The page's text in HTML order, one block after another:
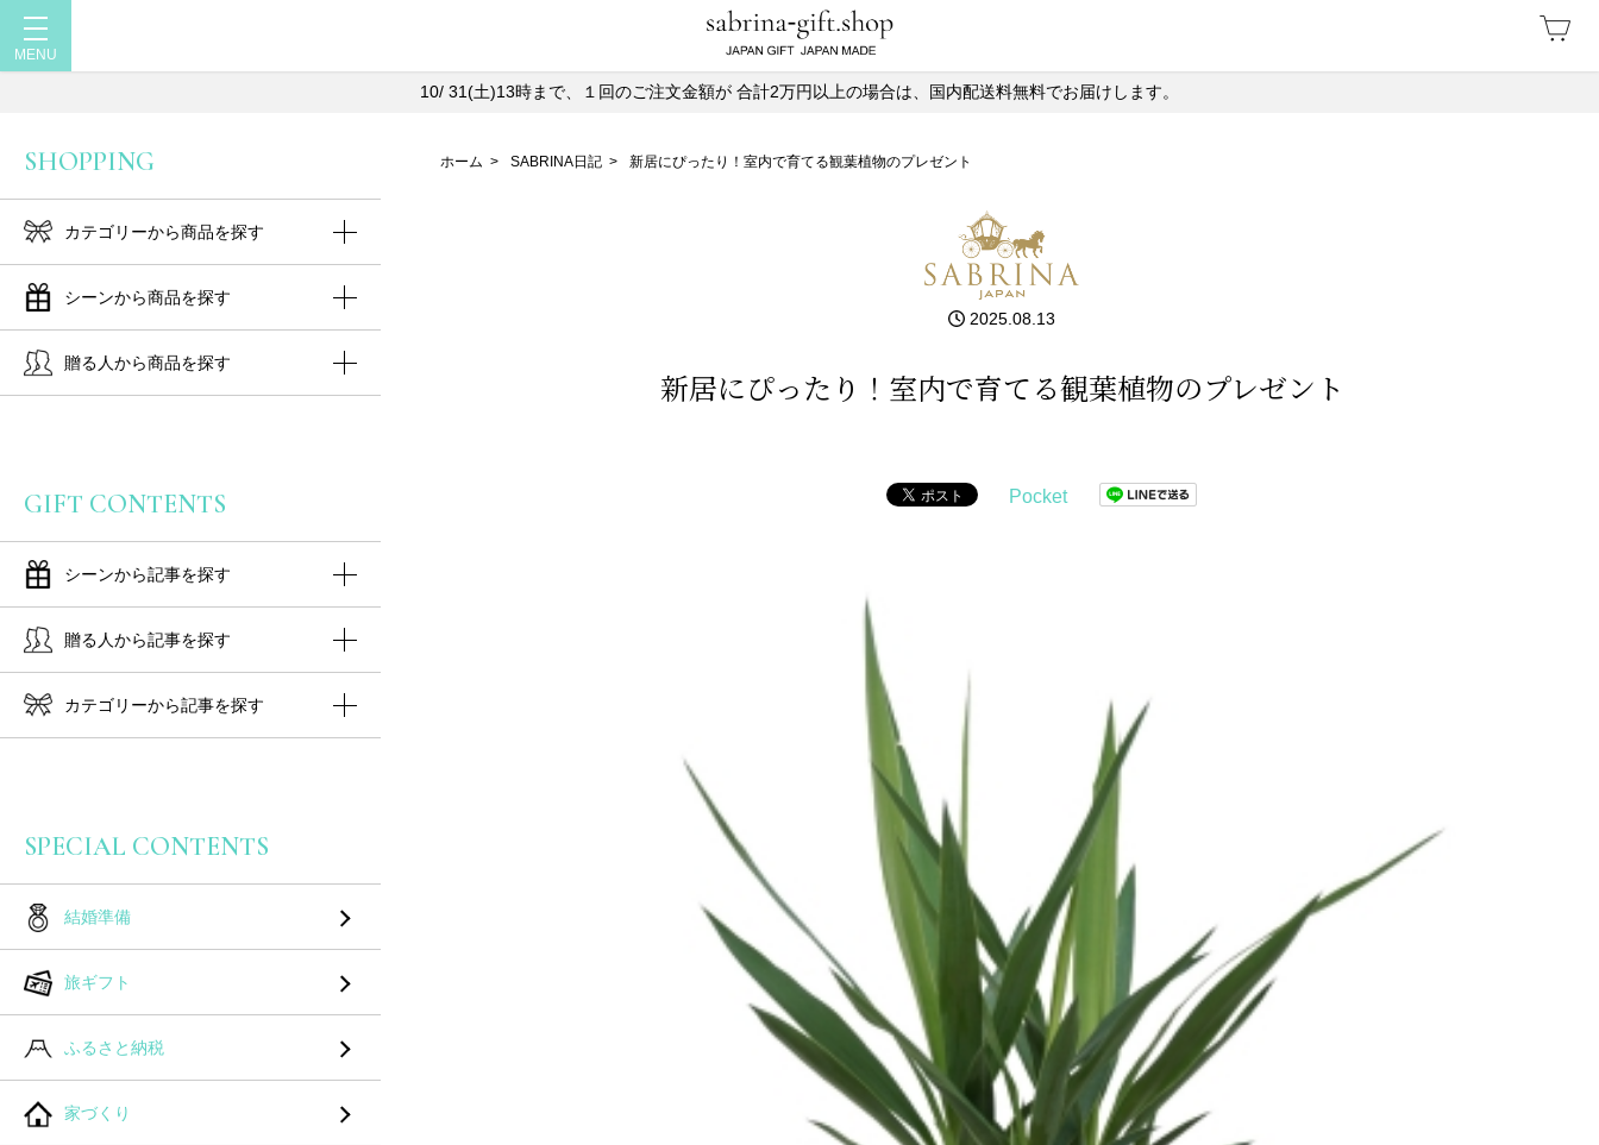
10/ 31(土)13時まで、１回のご注文金額が 合計2万円以上の場合は、国内配送料無料でお届けします。
ホーム > SABRINA日記 > 新居にぴったり！室内で育てる観葉植物のプレゼント
2025.08.13
新居にぴったり！室内で育てる観葉植物のプレゼント
Pocket
SHOPPING
カテゴリーから商品を探す
シーンから商品を探す
贈る人から商品を探す
GIFT CONTENTS
シーンから記事を探す
贈る人から記事を探す
カテゴリーから記事を探す
SPECIAL CONTENTS
結婚準備
旅ギフト
ふるさと納税
家づくり